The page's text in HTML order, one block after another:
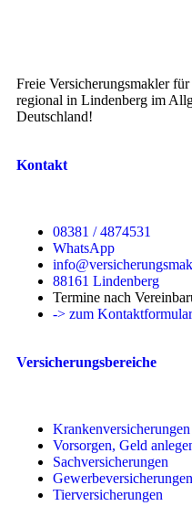
Freie Versicherungsmakler
regional in Lindenberg im
Deutschland!
Kontakt
08381 / 4874531
WhatsApp
88161 Lindenberg
Termine nach
-> zum Kontaktformular
Versicherungsbereiche
Krankenversicherungen
Vorsorgen, Geld
Sachversicherungen
Gewerbeversicherungen
Tierversicherungen